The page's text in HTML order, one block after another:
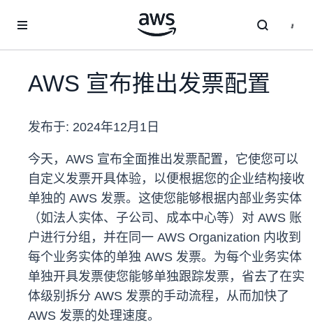
AWS 宣布推出发票配置
发布于: 2024年12月1日
今天，AWS 宣布全面推出发票配置，它使您可以
自定义发票开具体验，以便根据您的企业结构接收
单独的 AWS 发票。这使您能够根据内部业务实体
（如法人实体、子公司、成本中心等）对 AWS 账
户进行分组，并在同一 AWS Organization 内收到
每个业务实体的单独 AWS 发票。为每个业务实体
单独开具发票使您能够单独跟踪发票，省去了在实
体级别拆分 AWS 发票的手动流程，从而加快了
AWS 发票的处理速度。